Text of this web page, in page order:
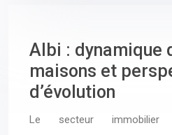
Albi : dynamique
maisons et
d’évolution
Le secteur